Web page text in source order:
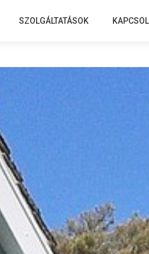
SZOLGÁLTATÁSOK